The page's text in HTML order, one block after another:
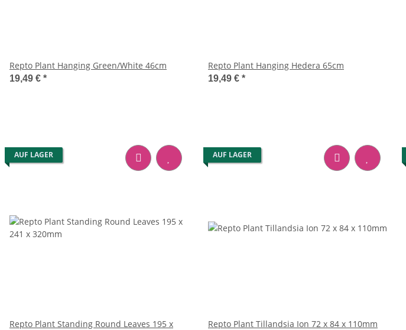
Repto Plant Hanging Green/White 46cm
19,49 € *
Repto Plant Hanging Hedera 65cm
19,49 € *
AUF LAGER
Repto Plant Standing Round Leaves 195 x
AUF LAGER
Repto Plant Tillandsia Ion 72 x 84 x 110mm